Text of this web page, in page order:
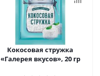
Кокосовая стружка
«Галерея вкусов», 20 гр